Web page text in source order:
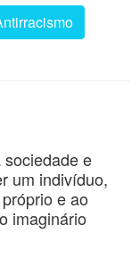
sociedade e
um indivíduo,
e ao
imaginário